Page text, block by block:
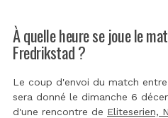
À quelle heure se joue le
Fredrikstad ?
Le coup d'envoi du match
sera donné le dimanche 6
d'une rencontre de Eliteserien,